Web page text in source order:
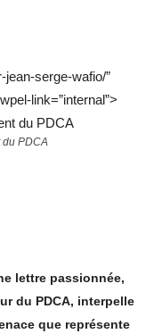
serge-wafio/”
link=”internal”>
du PDCA
lettre passionnée,
du PDCA, interpelle
que représente